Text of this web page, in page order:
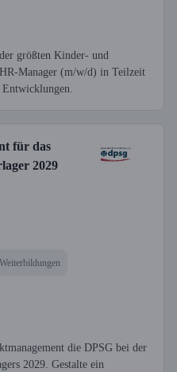
größten Kinder- und
HR-Manager (m/w/d) in Teilzeit
Entwicklungen.
für das
2029
Weiterbildungen
die DPSG bei der
2029. Gestalte ein